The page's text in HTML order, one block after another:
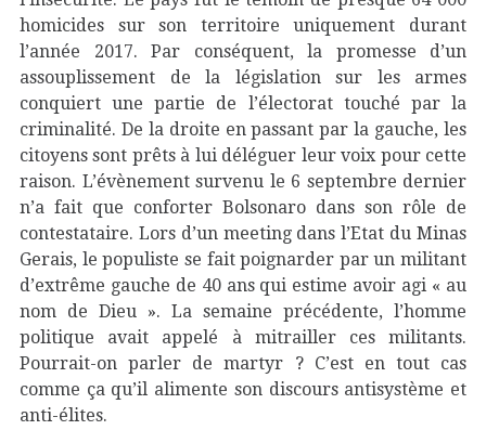
homicides sur son territoire uniquement durant
l’année 2017. Par conséquent, la promesse d’un
assouplissement de la législation sur les armes
conquiert une partie de l’électorat touché par la
criminalité. De la droite en passant par la gauche, les
citoyens sont prêts à lui déléguer leur voix pour cette
raison. L’évènement survenu le 6 septembre dernier
n’a fait que conforter Bolsonaro dans son rôle de
contestataire. Lors d’un meeting dans l’Etat du Minas
Gerais, le populiste se fait poignarder par un militant
d’extrême gauche de 40 ans qui estime avoir agi « au
nom de Dieu ». La semaine précédente, l’homme
politique avait appelé à mitrailler ces militants.
Pourrait-on parler de martyr ? C’est en tout cas
comme ça qu’il alimente son discours antisystème et
anti-élites.